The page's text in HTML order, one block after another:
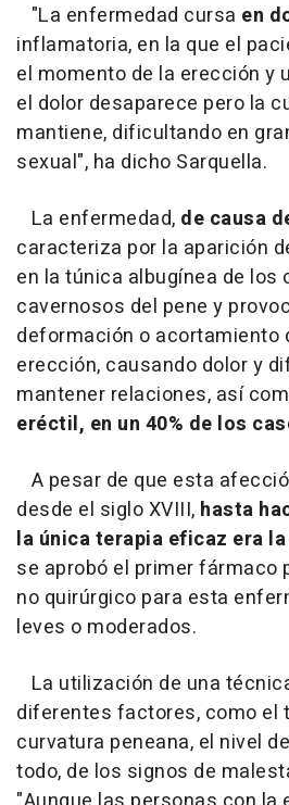
"La enfermedad cursa en
inflamatoria, en la que el
el momento de la erección y
el dolor desaparece pero la
mantiene, dificultando en
sexual", ha dicho Sarquella.
La enfermedad, de causa
caracteriza por la aparición
en la túnica albugínea de los
cavernosos del pene y
deformación o acortamiento
erección, causando dolor y
mantener relaciones, así
eréctil, en un 40% de los
A pesar de que esta
desde el siglo XVIII, hasta
la única terapia eficaz era
se aprobó el primer fármaco
no quirúrgico para esta
leves o moderados.
La utilización de una
diferentes factores, como el
curvatura peneana, el nivel
todo, de los signos de